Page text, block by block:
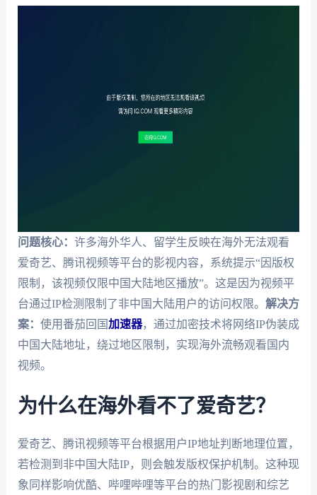
问题核心： 许多海外华人、留学生反映在海外无法观看
爱奇艺、腾讯视频等平台的影视内容，系统提示“因版权
限制，该视频仅限中国大陆地区播放”。这是因为视频平
台通过IP检测限制了非中国大陆用户的访问权限。 解决方
案： 使用番茄回国加速器，通过加密技术将网络IP伪装成
中国大陆地址，绕过地区限制，实现海外流畅观看国内
视频。
为什么在海外看不了爱奇艺？
爱奇艺、腾讯视频等平台根据用户IP地址判断地理位置，
若检测到非中国大陆IP，则会触发版权保护机制。这种现
象同样影响优酷、哔哩哔哩等平台的热门影视剧和综艺